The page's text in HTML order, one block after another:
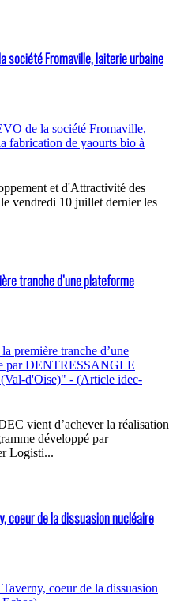
société Fromaville, laiterie urbaine
et d'Attractivité des
vendredi 10 juillet dernier les
tranche d’une plateforme
vient d’achever la réalisation
développé par
Logisti...
coeur de la dissuasion nucléaire